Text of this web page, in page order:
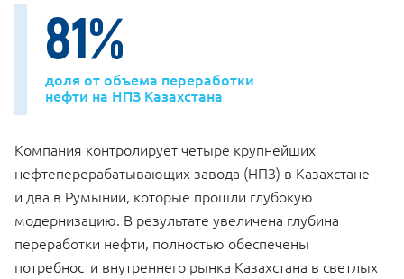
81%
доля от объема переработки
нефти на НПЗ Казахстана
Компания контролирует четыре крупнейших
нефтеперерабатывающих завода (НПЗ) в Казахстане
и два в Румынии, которые прошли глубокую
модернизацию. В результате увеличена глубина
переработки нефти, полностью обеспечены
потребности внутреннего рынка Казахстана в светлых